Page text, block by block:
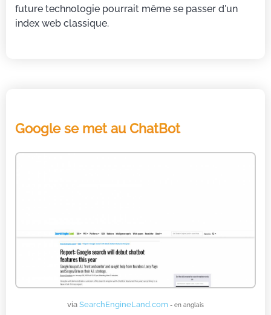
future technologie pourrait même se passer d'un
index web classique.
Google se met au ChatBot
via SearchEngineLand.com - en anglais